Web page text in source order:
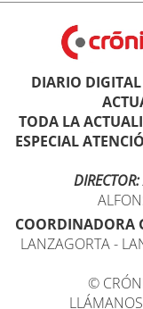
DIARIO
TODA LA
ESPECIAL
DIRECTOR:
COORDINADORA
LANZAGORTA -
©